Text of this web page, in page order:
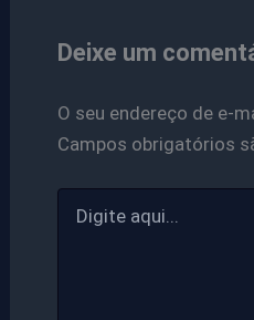
Deixe um
O seu endereço de e-
Campos obrigatórios
aqui...